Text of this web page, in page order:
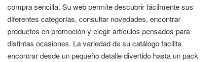
compra sencilla. Su web permite descubrir fácilmente sus
diferentes categorías, consultar novedades, encontrar
productos en promoción y elegir artículos pensados para
distintas ocasiones. La variedad de su catálogo facilita
encontrar desde un pequeño detalle divertido hasta un pack